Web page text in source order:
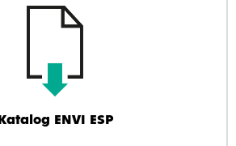
Katalog ENVI ESP